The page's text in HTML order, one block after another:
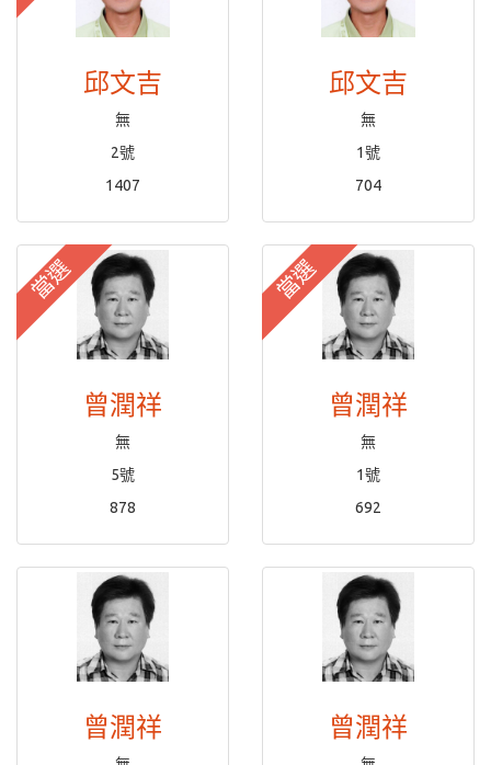
邱文吉
無
2號
1407
邱文吉
無
1號
704
當選
曾潤祥
無
5號
878
當選
曾潤祥
無
1號
692
曾潤祥 曾潤祥